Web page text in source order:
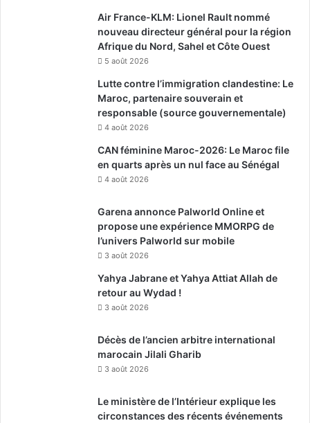
Air France-KLM: Lionel Rault nommé
nouveau directeur général pour la région
Afrique du Nord, Sahel et Côte Ouest
5 août 2026
Lutte contre l’immigration clandestine: Le
Maroc, partenaire souverain et
responsable (source gouvernementale)
4 août 2026
CAN féminine Maroc-2026: Le Maroc file
en quarts après un nul face au Sénégal
4 août 2026
Garena annonce Palworld Online et
propose une expérience MMORPG de
l’univers Palworld sur mobile
3 août 2026
Yahya Jabrane et Yahya Attiat Allah de
retour au Wydad !
3 août 2026
Décès de l’ancien arbitre international
marocain Jilali Gharib
3 août 2026
Le ministère de l’Intérieur explique les
circonstances des récents événements